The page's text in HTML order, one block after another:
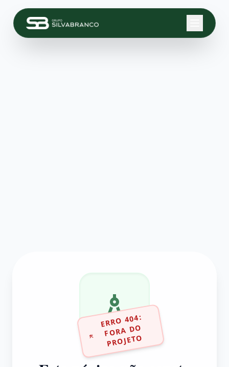
ERR
O 404:
F
ORA D
O
PR
OJET
O